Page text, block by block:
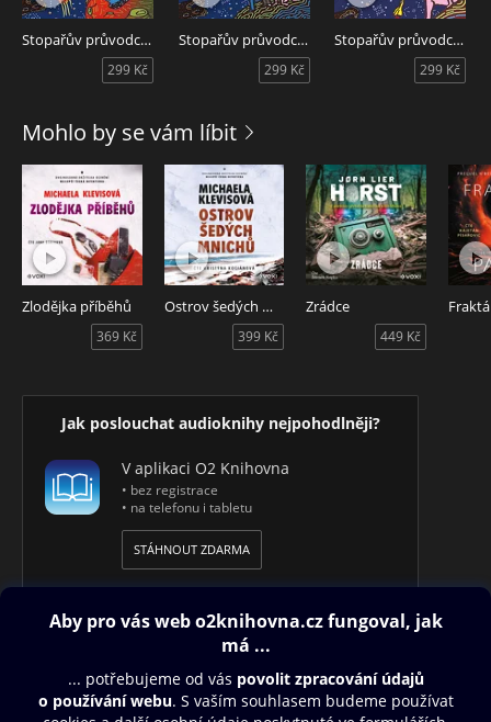
Stopařův průvodce Galaxií 3: Život, vesmír a vůbec
299 Kč
Stopařův průvodce Galaxií 4: Sbohem, a díky za ryby
299 Kč
Stopařův průvodce Galaxií 5: Převážně neškodná
299 Kč
Mohlo by se vám líbit
Zlodějka příběhů
369 Kč
Ostrov šedých mnichů
399 Kč
Zrádce
449 Kč
Jak poslouchat audioknihy nejpohodlněji?
V aplikaci O2 Knihovna
• bez registrace
• na telefonu i tabletu
STÁHNOUT ZDARMA
Obsah ke stažení